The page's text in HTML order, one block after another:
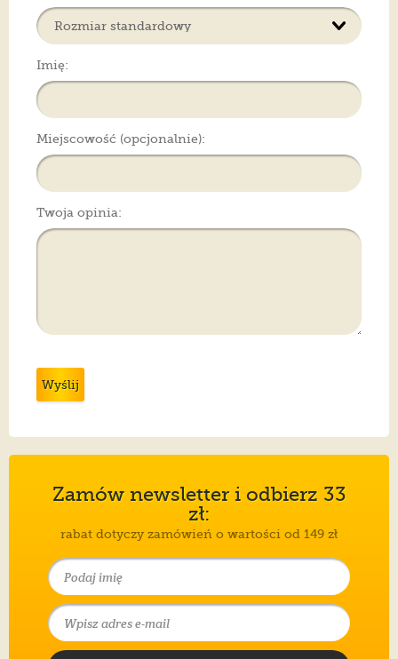
Imię:
Miejscowość (opcjonalnie):
Twoja opinia:
Wyślij
Zamów newsletter i odbierz 33
zł:
rabat dotyczy zamówień o wartości od 149 zł